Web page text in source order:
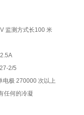
监测方式长100 米
2/5
电极 270000 次以上
任何的冷凝